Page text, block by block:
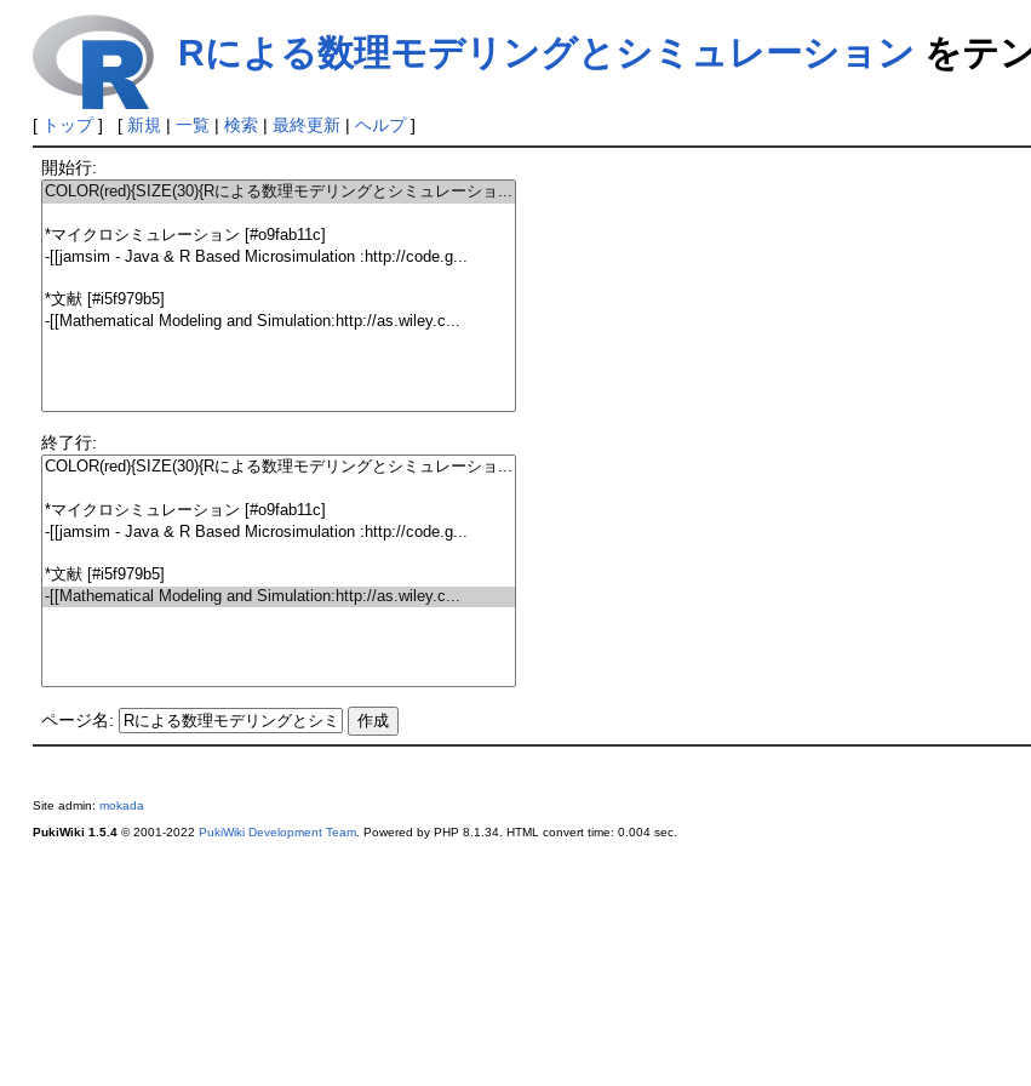
Rによる数理モデリングとシミュレーション をテ
[ トップ] [ 新規 | 一覧| 検索| 最終更新| ヘルプ]
開始行:
終了行:
ページ名:
Site admin: mokada
PukiWiki 1.5.4© 2001-2022 PukiWiki Development Team. Powered by PHP 8.1.34. HTML convert time: 0.004 sec.